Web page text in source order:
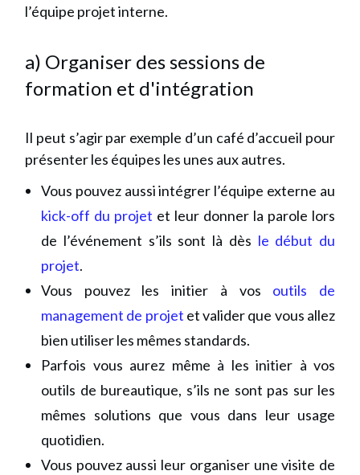
l’équipe projet interne.
a) Organiser des sessions de
formation et d'intégration
Il peut s’agir par exemple d’un café d’accueil pour
présenter les équipes les unes aux autres.
Vous pouvez aussi intégrer l’équipe externe au
kick-off du projet et leur donner la parole lors
de l’événement s’ils sont là dès le début du
projet.
Vous pouvez les initier à vos outils de
management de projet et valider que vous allez
bien utiliser les mêmes standards.
Parfois vous aurez même à les initier à vos
outils de bureautique, s’ils ne sont pas sur les
mêmes solutions que vous dans leur usage
quotidien.
Vous pouvez aussi leur organiser une visite de